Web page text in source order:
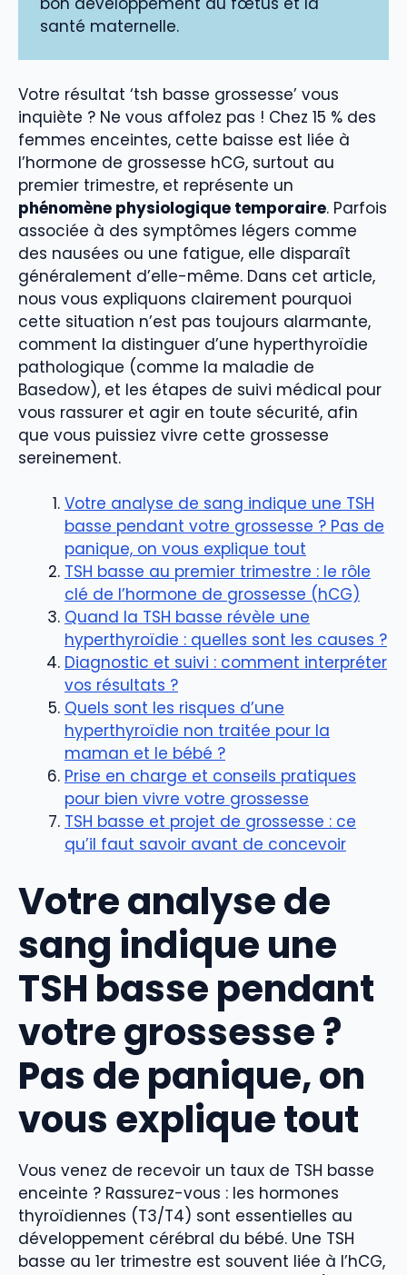
santé maternelle.
Votre résultat ‘tsh basse grossesse’ vous
inquiète ? Ne vous affolez pas ! Chez 15 % des
femmes enceintes, cette baisse est liée à
l’hormone de grossesse hCG, surtout au
premier trimestre, et représente un
phénomène physiologique temporaire. Parfois
associée à des symptômes légers comme
des nausées ou une fatigue, elle disparaît
généralement d’elle-même. Dans cet article,
nous vous expliquons clairement pourquoi
cette situation n’est pas toujours alarmante,
comment la distinguer d’une hyperthyroïdie
pathologique (comme la maladie de
Basedow), et les étapes de suivi médical pour
vous rassurer et agir en toute sécurité, afin
que vous puissiez vivre cette grossesse
sereinement.
Votre analyse de sang indique une TSH
basse pendant votre grossesse ? Pas de
panique, on vous explique tout
TSH basse au premier trimestre : le rôle
clé de l’hormone de grossesse (hCG)
Quand la TSH basse révèle une
hyperthyroïdie : quelles sont les causes ?
Diagnostic et suivi : comment interpréter
vos résultats ?
Quels sont les risques d’une
hyperthyroïdie non traitée pour la
maman et le bébé ?
Prise en charge et conseils pratiques
pour bien vivre votre grossesse
TSH basse et projet de grossesse : ce
qu’il faut savoir avant de concevoir
Votre analyse de
sang indique une
TSH basse pendant
votre grossesse ?
Pas de panique, on
vous explique tout
Vous venez de recevoir un taux de TSH basse
enceinte ? Rassurez-vous : les hormones
thyroïdiennes (T3/T4) sont essentielles au
développement cérébral du bébé. Une TSH
basse au 1er trimestre est souvent liée à l’hCG,